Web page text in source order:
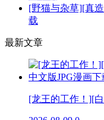
[野猫与杂草][真
载
最新文章
[龙王的工作！][